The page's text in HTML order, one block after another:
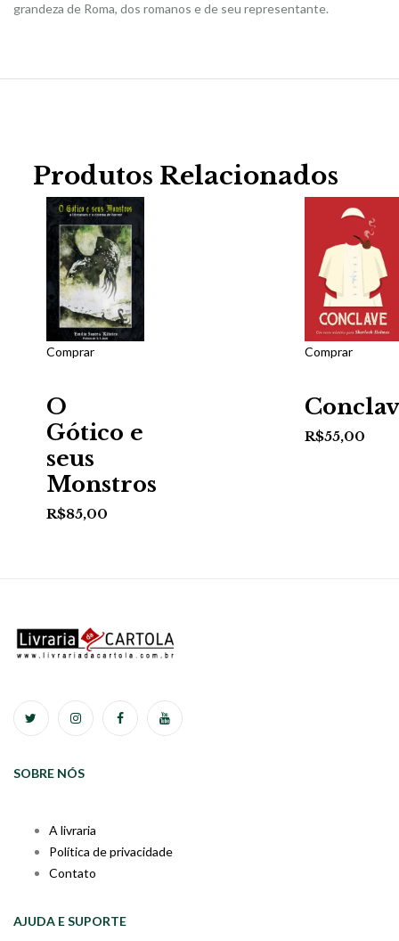
grandeza de Roma, dos romanos e de seu representante.
Produtos Relacionados
Comprar
O
Gótico e
seus
Monstros
R$85,00
Comprar
R$55,00
SOBRE NÓS
A livraria
Política de privacidade
Contato
AJUDA E SUPORTE